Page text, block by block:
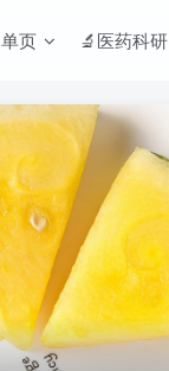
页 🔬医药科研